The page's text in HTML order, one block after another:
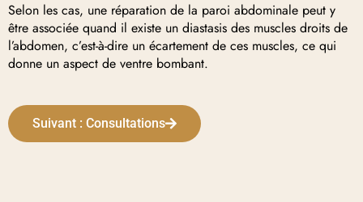
Selon les cas, une réparation de la paroi abdominale peut y
être associée quand il existe un diastasis des muscles droits de
l’abdomen, c’est-à-dire un écartement de ces muscles, ce qui
donne un aspect de ventre bombant.
Suivant : Consultations